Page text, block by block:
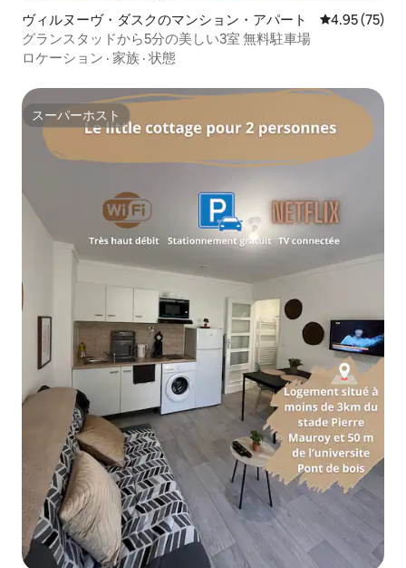
ヴィルヌーヴ・ダスクのマンション・アパート レビュー75
4.95 (75)
グランスタッドから5分の美しい3室 無料駐車場
ロケーション · 家族 · 状態
スーパーホスト
スーパーホスト